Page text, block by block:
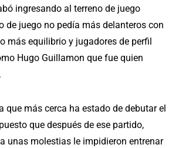
ingresando al terreno de juego
de juego no pedía más delanteros con
más equilibrio y jugadores de perfil
Hugo Guillamon que fue quien
que más cerca ha estado de debutar el
que después de ese partido,
unas molestias le impidieron entrenar